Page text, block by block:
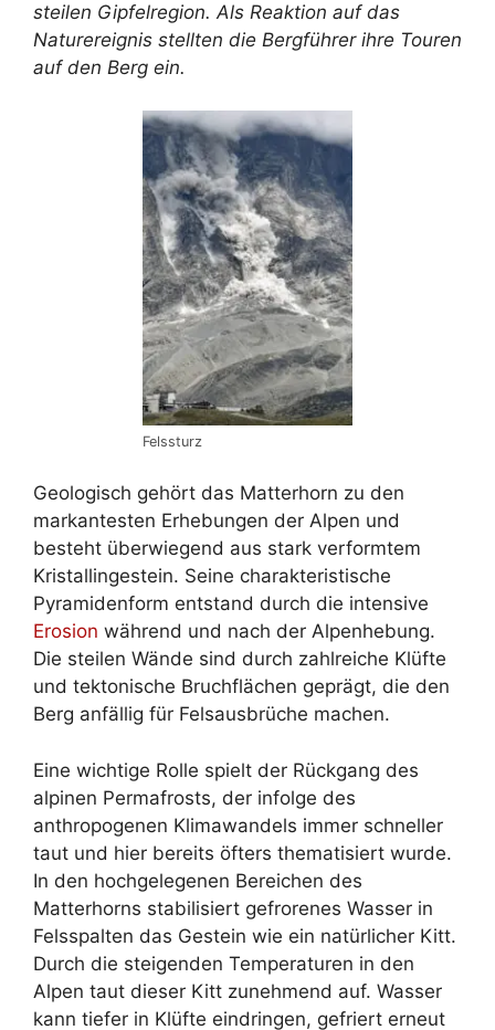
steilen Gipfelregion. Als Reaktion auf das
Naturereignis stellten die Bergführer ihre Touren
auf den Berg ein.
Felssturz
Geologisch gehört das Matterhorn zu den
markantesten Erhebungen der Alpen und
besteht überwiegend aus stark verformtem
Kristallingestein. Seine charakteristische
Pyramidenform entstand durch die intensive
Erosion während und nach der Alpenhebung.
Die steilen Wände sind durch zahlreiche Klüfte
und tektonische Bruchflächen geprägt, die den
Berg anfällig für Felsausbrüche machen.
Eine wichtige Rolle spielt der Rückgang des
alpinen Permafrosts, der infolge des
anthropogenen Klimawandels immer schneller
taut und hier bereits öfters thematisiert wurde.
In den hochgelegenen Bereichen des
Matterhorns stabilisiert gefrorenes Wasser in
Felsspalten das Gestein wie ein natürlicher Kitt.
Durch die steigenden Temperaturen in den
Alpen taut dieser Kitt zunehmend auf. Wasser
kann tiefer in Klüfte eindringen, gefriert erneut